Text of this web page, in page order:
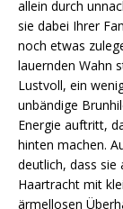
allein durch
sie dabei Ihrer
noch etwas
lauernden Wahn
Lustvoll, ein
unbändige
Energie auftritt,
hinten machen.
deutlich, dass
Haartracht mit
ärmellosen